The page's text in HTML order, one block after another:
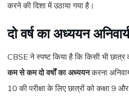
करने की दिशा में उठाया गया है।
दो वर्ष का अध्ययन अनिवार्य
CBSE ने स्पष्ट किया है कि किसी भी छात्र
कम से कम दो वर्षों का अध्ययनकरना
10 की परीक्षा के लिए छात्रों को कक्षा 9